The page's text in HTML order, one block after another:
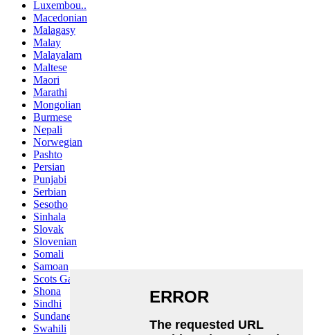
Luxembou..
Macedonian
Malagasy
Malay
Malayalam
Maltese
Maori
Marathi
Mongolian
Burmese
Nepali
Norwegian
Pashto
Persian
Punjabi
Serbian
Sesotho
Sinhala
Slovak
Slovenian
Somali
Samoan
Scots Gaelic
Shona
Sindhi
Sundanese
Swahili